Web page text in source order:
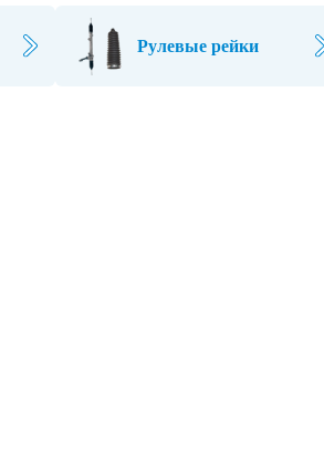
Рулевые рейки